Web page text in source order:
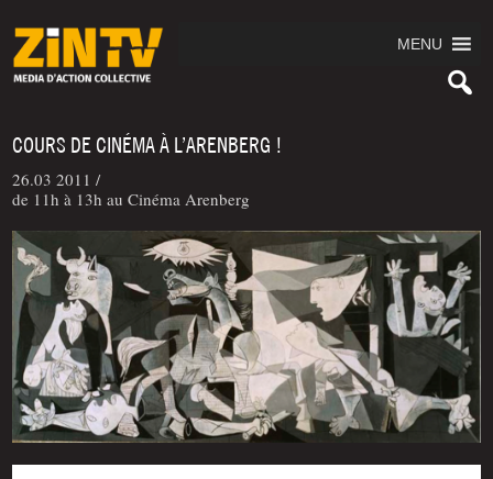
MENU
COURS DE CINÉMA À L’ARENBERG !
26.03 2011 /
de 11h à 13h au Cinéma Arenberg